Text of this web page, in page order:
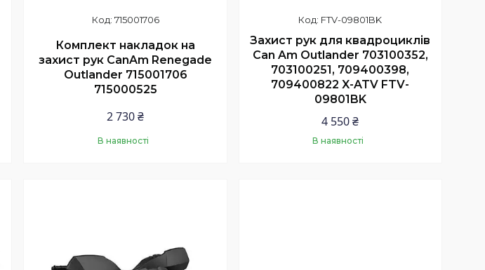
715001706
Комплект накладок на
захист рук CanAm Renegade
Outlander 715001706
715000525
2 730 ₴
В наявності
FTV-09801BK
Захист рук для квадроциклів
Can Am Outlander 703100352,
703100251, 709400398,
709400822 X-ATV FTV-
09801BK
4 550 ₴
В наявності